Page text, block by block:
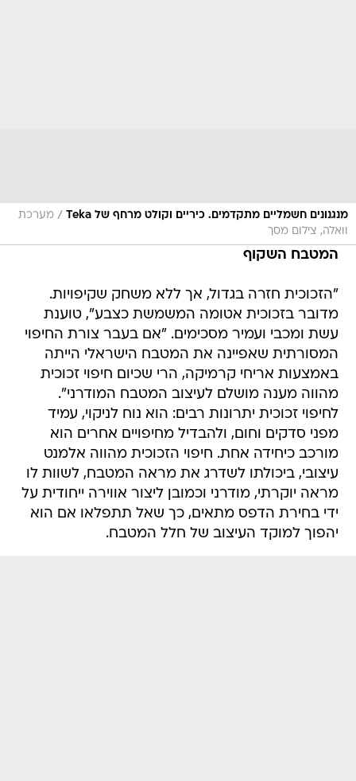
מנגנונים חשמליים מתקדמים. כיריים וקולט מרחף של Teka / מערכת
וואלה, צילום מסך
המטבח השקוף
"הזכוכית חזרה בגדול, אך ללא משחק שקיפויות.
מדובר בזכוכית אטומה המשמשת כצבע", טוענת
עשת ומכבי ועמיר מסכימים. "אם בעבר צורת החיפוי
המסורתית שאפיינה את המטבח הישראלי הייתה
באמצעות אריחי קרמיקה, הרי שכיום חיפוי זכוכית
מהווה מענה מושלם לעיצוב המטבח המודרני".
לחיפוי זכוכית יתרונות רבים: הוא נוח לניקוי, עמיד
מפני סדקים וחום, ולהבדיל מחיפויים אחרים הוא
מורכב כיחידה אחת. חיפוי הזכוכית מהווה אלמנט
עיצובי, ביכולתו לשדרג את מראה המטבח, לשוות לו
מראה יוקרתי, מודרני וכמובן ליצור אווירה ייחודית על
ידי בחירת הדפס מתאים, כך שאל תתפלאו אם הוא
יהפוך למוקד העיצוב של חלל המטבח.